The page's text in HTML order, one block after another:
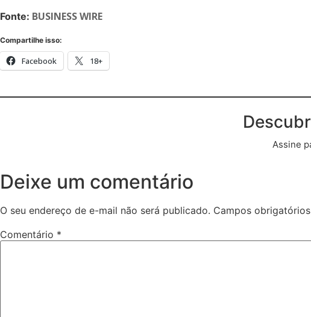
Fonte: BUSINESS WIRE
Compartilhe isso:
Facebook 18+
Assine
Deixe um comentário
O seu endereço de e-mail não será publicado. Campos
Comentário *